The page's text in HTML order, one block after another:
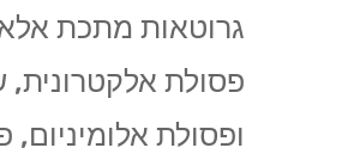
גרוטאות מתכת
פסולת אלקטרונית,
ופסולת אלומיניום,